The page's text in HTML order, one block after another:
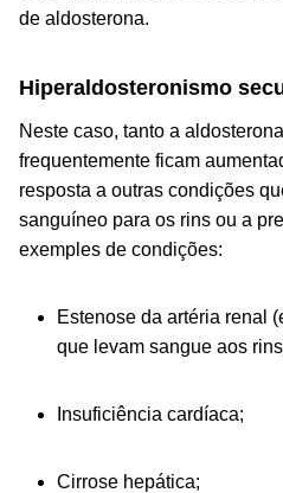
de aldosterona.
Hiperaldosteronismo
Neste caso, tanto a
frequentemente ficam
resposta a outras condições
sanguíneo para os rins ou a
exemples de condições:
Estenose da artéria renal
que levam sangue aos
Insuficiência cardíaca;
Cirrose hepática;